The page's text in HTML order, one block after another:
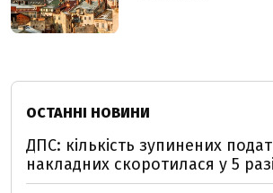
ОСТАННІ НОВИНИ
ДПС: кількість зупинених
накладних скоротилася у 5